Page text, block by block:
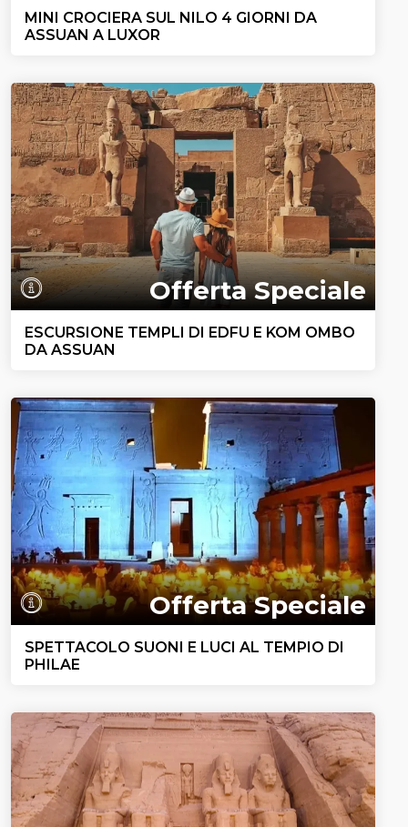
MINI CROCIERA SUL NILO 4 GIORNI DA
ASSUAN A LUXOR
Offerta Speciale
ESCURSIONE TEMPLI DI EDFU E KOM OMBO
DA ASSUAN
Offerta Speciale
SPETTACOLO SUONI E LUCI AL TEMPIO DI
PHILAE